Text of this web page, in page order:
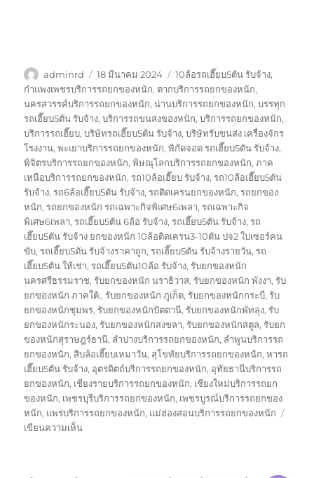
ผู้
เขียน
adminrd
เขียน
เมื่อ
18 มีนาคม 2024
ป้าย
กำกับ
10ล้อรถเฮี๊ยบ5ตัน รับจ้าง,
กำแพงเพชรบริการรถยกของหนัก, ตากบริการรถยกของหนัก,
นครสวรรค์บริการรถยกของหนัก,น่านบริการรถยกของหนัก,บรรทุก
รถเฮี๊ยบ5ตัน รับจ้าง,บริการรถขนสงของหนัก,บริการรถยกของหนัก,
บริการรถเฮี๊ยบ,บริษัทรถเฮี๊ยบ5ตัน รับจ้าง,บริษัทรับขนส่ง เครื่องจักร
โรงงาน,พะเยาบริการรถยกของหนัก,พิกัดจอด รถเฮี๊ยบ5ตัน รับจ้าง,
พิจิตรบริการรถยกของหนัก,พิษณุโลกบริการรถยกของหนัก,ภาค
เหนือบริการรถยกของหนัก,รถ10ล้อเฮี๊ยบ รับจ้าง,รถ10ล้อเฮี๊ยบ5ตัน
รับจ้าง,รถ6ล้อเฮี๊ยบ5ตัน รับจ้าง,รถติดเครนยกของหนัก,รถยกของ
หนัก,รถยกของหนัก รถเฉพาะกิจพิเศษ6เพลา,รถเฉพาะกิจ
พิเศษ6เพลา,รถเฮี๊ยบ5ตัน 6ล้อ รับจ้าง,รถเฮี๊ยบ5ตัน รับจ้าง,รถ
เฮี๊ยบ5ตัน รับจ้าง ยกของหนัก 10ล้อติดเครน3-10ตัน ปจ2 ใบเซอร์คน
ขับ,รถเฮี๊ยบ5ตัน รับจ้างราคาถูก,รถเฮี๊ยบ5ตัน รับจ้างรายวัน,รถ
เฮี๊ยบ5ตัน ให้เช่า,รถเฮี๊ยบ5ตัน10ล้อ รับจ้าง,รับยกของหนัก
นครศรีธรรมราช,รับยกของหนัก นราธิวาส,รับยกของหนัก พังงา,รับ
ยกของหนัก ภาคใต้:,รับยกของหนัก ภูเก็ต,รับยกของหนักกระบี่,รับ
ยกของหนักชุมพร,รับยกของหนักปัตตานี,รับยกของหนักพัทลุง,รับ
ยกของหนักระนอง,รับยกของหนักสงขลา,รับยกของหนักสตูล,รับยก
ของหนักสุราษฎร์ธานี, ลำปางบริการรถยกของหนัก, ลำพูนบริการรถ
ยกของหนัก, สิบล้อเฮี๊ยบเหมาวัน, สุโขทัยบริการรถยกของหนัก,หารถ
เฮี๊ยบ5ตัน รับจ้าง, อุตรดิตถ์บริการรถยกของหนัก, อุทัยธานีบริการรถ
ยกของหนัก, เชียงรายบริการรถยกของหนัก, เชียงใหม่บริการรถยก
ของหนัก, เพชรบุรีบริการรถยกของหนัก, เพชรบูรณ์บริการรถยกของ
หนัก, แพร่บริการรถยกของหนัก, แม่ฮ่องสอนบริการรถยกของหนัก
เขียนความเห็นบน